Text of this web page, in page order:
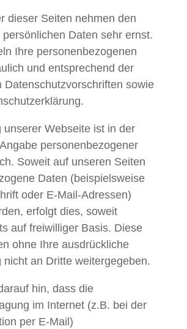
dieser Seiten nehmen den
Daten sehr ernst.
Ihre personenbezogenen
und entsprechend der
Datenschutzvorschriften sowie
unserer Webseite ist in der
personenbezogener
Soweit auf unseren Seiten
Daten (beispielsweise
oder E-Mail-Adressen)
erfolgt dies, soweit
auf freiwilliger Basis. Diese
ohne Ihre ausdrückliche
nicht an Dritte weitergegeben.
hin, dass die
im Internet (z.B. bei der
per E-Mail)